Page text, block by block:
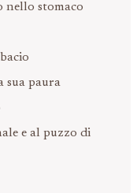
nello stomaco
sua paura
e al puzzo di